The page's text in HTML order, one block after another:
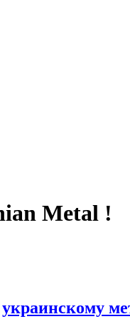
Metal !
украинскому